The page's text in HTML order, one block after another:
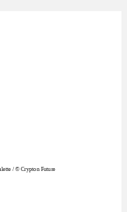
/ © Crypton Future